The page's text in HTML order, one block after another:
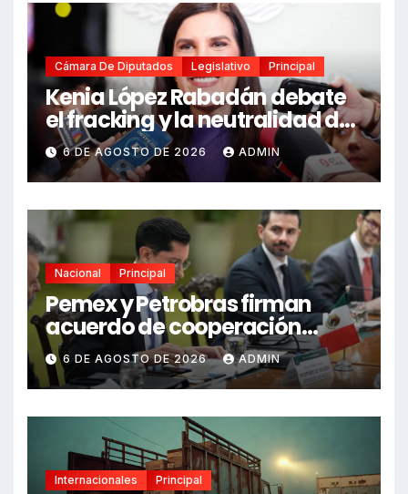
Cámara De Diputados Legislativo Principal
Kenia López Rabadán debate
el fracking y la neutralidad de
programas
6 DE AGOSTO DE 2026 ADMIN
Nacional Principal
Pemex y Petrobras firman
acuerdo de cooperación
bilateral en Brasilia
6 DE AGOSTO DE 2026 ADMIN
Internacionales Principal